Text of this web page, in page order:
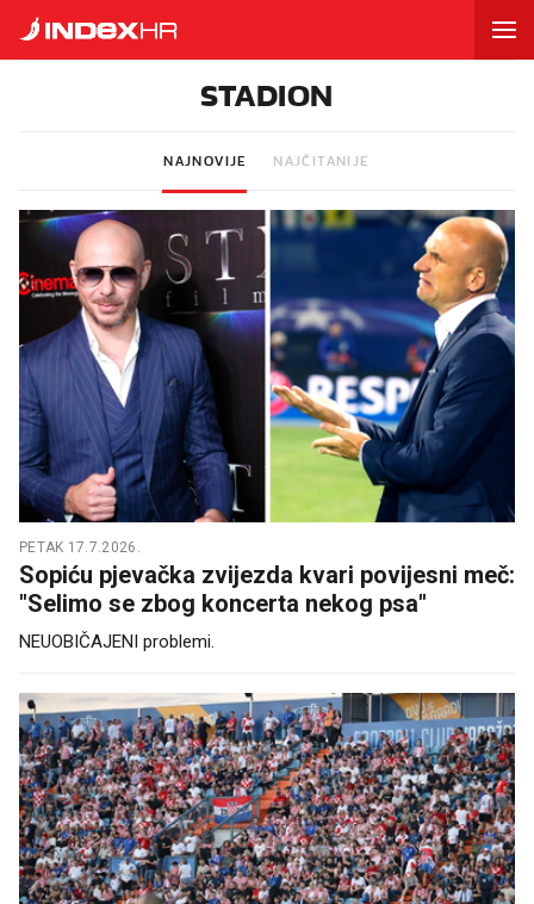
STADION
NAJNOVIJE NAJČITANIJE
PETAK 17.7.2026.
Sopiću pjevačka zvijezda kvari povijesni meč:
"Selimo se zbog koncerta nekog psa"
NEUOBIČAJENI problemi.